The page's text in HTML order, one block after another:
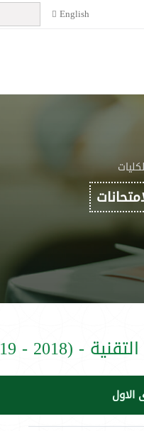
English
- (2018 - 2019)
الاول